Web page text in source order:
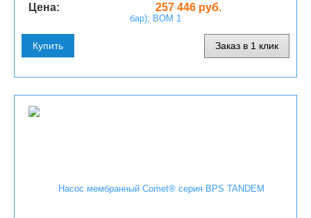
Цена: 257 446 руб.
Купить Заказ в 1 клик